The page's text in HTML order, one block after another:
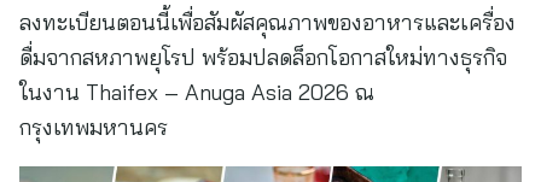
ลงทะเบียนตอนนี้เพื่อสัมผัสคุณภาพของอาหารและเครื่อง
ดื่มจากสหภาพยุโรป พร้อมปลดล็อกโอกาสใหม่ทางธุรกิจ
ในงาน Thaifex – Anuga Asia 2026 ณ
กรุงเทพมหานคร